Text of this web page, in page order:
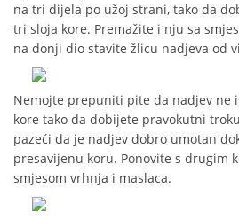
na tri dijela po užoj strani, tako da
tri sloja kore. Premažite i nju sa
na donji dio stavite žlicu nadjeva od
Nemojte prepuniti pite da nadjev ne
kore tako da dobijete pravokutni
pazeći da je nadjev dobro umotan
presavijenu koru. Ponovite s drugim
smjesom vrhnja i maslaca.